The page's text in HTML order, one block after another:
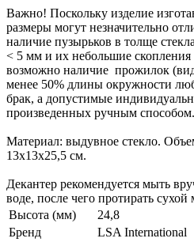
Важно! Поскольку изделие
размеры могут незначительно
наличие пузырьков в толще
< 5 мм и их небольшие
возможно наличие прожилок
менее 50% длины окружности
брак, а допустимые
произведенных ручным способом.
Материал: выдувное стекло.
13х13х25,5 см.
Декантер рекомендуется мыть
воде, после чего протирать сухой
Высота (мм)
24,8
Бренд
LSA International